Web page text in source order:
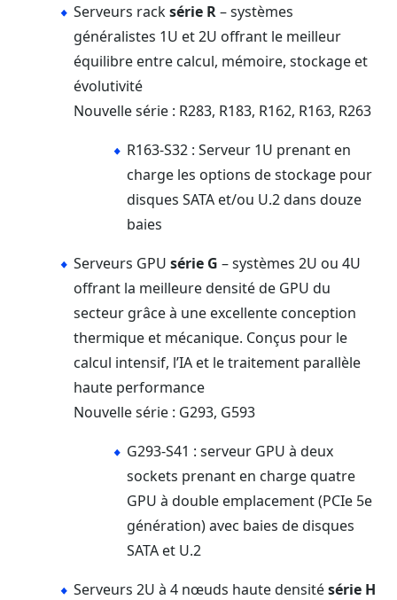
Serveurs racksérie R– systèmes
généralistes 1U et 2U offrant le meilleur
équilibre entre calcul, mémoire, stockage et
évolutivité
Nouvelle série : R283, R183, R162, R163, R263
R163-S32 : Serveur 1U prenant en
charge les options de stockage pour
disques SATA et/ou U.2 dans douze
baies
Serveurs GPU série G – systèmes 2U ou 4U
offrant la meilleure densité de GPU du
secteur grâce à une excellente conception
thermique et mécanique. Conçus pour le
calcul intensif, l’IA et le traitement parallèle
haute performance
Nouvelle série : G293, G593
G293-S41 : serveur GPU à deux
sockets prenant en charge quatre
GPU à double emplacement (PCIe 5e
génération) avec baies de disques
SATA et U.2
Serveurs 2U à 4 nœuds haute densitésérie H